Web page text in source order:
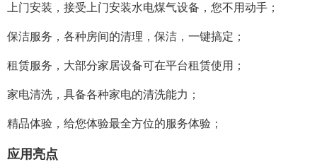
上门安装，接受上门安装水电煤气设备，您不用动手；
保洁服务，各种房间的清理，保洁，一键搞定；
租赁服务，大部分家居设备可在平台租赁使用；
家电清洗，具备各种家电的清洗能力；
精品体验，给您体验最全方位的服务体验；
应用亮点